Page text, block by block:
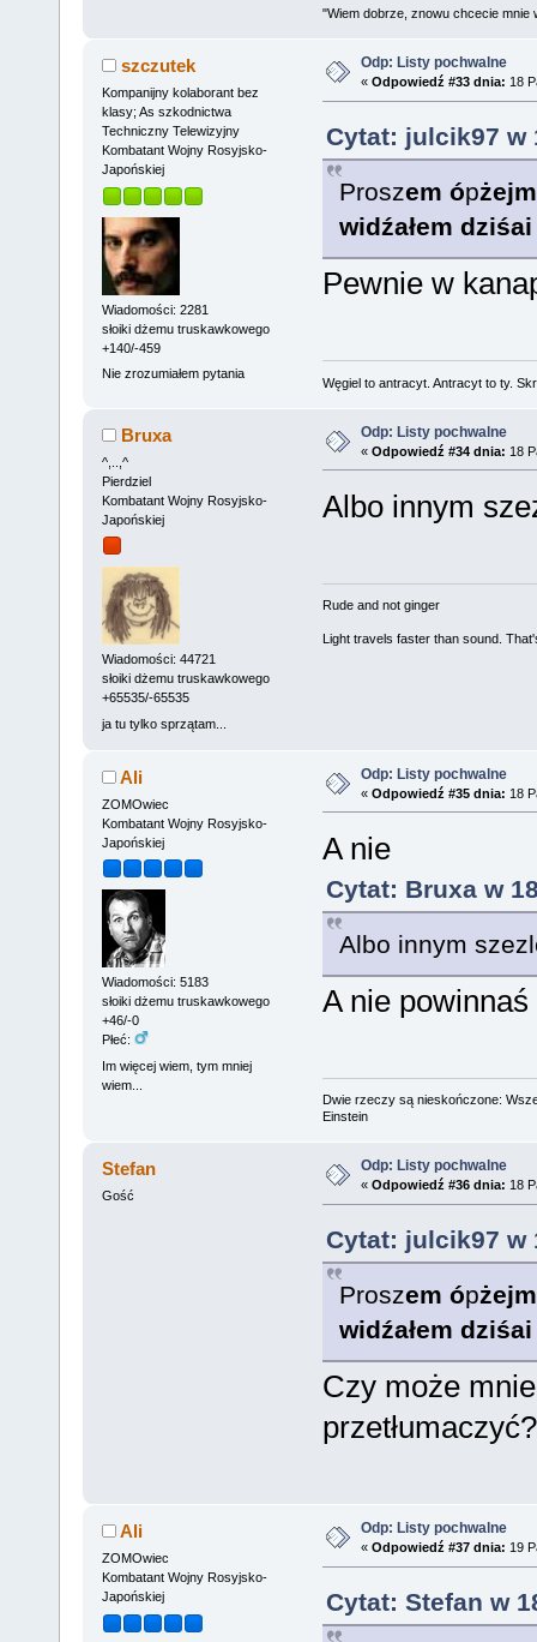
"Wiem dobrze, znowu chcecie mnie
szczutek
Kompanijny kolaborant bez
klasy; As szkodnictwa
Techniczny Telewizyjny
Kombatant Wojny Rosyjsko-
Japońskiej
Wiadomości: 2281
słoiki dżemu truskawkowego
+140/-459
Nie zrozumiałem pytania
Odp: Listy pochwalne
« Odpowiedź #33 dnia: 18
Cytat: julcik97 w
Proszem ópż
widźałem dziśai
Pewnie w
Węgiel to antracyt. Antracyt to ty.
Bruxa
^,..,^
Pierdziel
Kombatant Wojny Rosyjsko-
Japońskiej
Wiadomości: 44721
słoiki dżemu truskawkowego
+65535/-65535
ja tu tylko sprzątam...
Odp: Listy pochwalne
« Odpowiedź #34 dnia: 18
Albo innym
Rude and not ginger
Light travels faster than sound.
Ali
ZOMOwiec
Kombatant Wojny Rosyjsko-
Japońskiej
Wiadomości: 5183
słoiki dżemu truskawkowego
+46/-0
Płeć:
Im więcej wiem, tym mniej
wiem...
Odp: Listy pochwalne
« Odpowiedź #35 dnia: 18
A nie
Cytat: Bruxa w
Albo innym
A nie
Dwie rzeczy są nieskończone:
Einstein
Stefan
Gość
Odp: Listy pochwalne
« Odpowiedź #36 dnia: 18
Cytat: julcik97 w
Proszem ópż
widźałem dziśai
Czy może
przetłumaczyć?
Ali
ZOMOwiec
Kombatant Wojny Rosyjsko-
Japońskiej
Odp: Listy pochwalne
« Odpowiedź #37 dnia: 19
Cytat: Stefan w